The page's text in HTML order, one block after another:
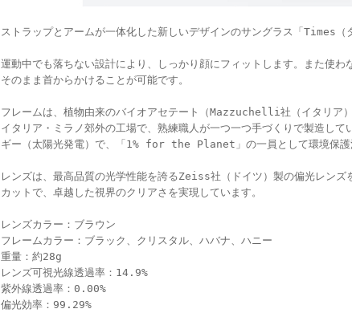
ストラップとアームが一体化した新しいデザインのサングラス「Times（
運動中でも落ちない設計により、しっかり顔にフィットします。また使わ
そのまま首からかけることが可能です。
フレームは、植物由来のバイオアセテート（Mazzuchelli社（イタリア）
イタリア・ミラノ郊外の工場で、熟練職人が一つ一つ手づくりで製造して
ギー（太陽光発電）で、「1% for the Planet」の一員として環境保護
レンズは、最高品質の光学性能を誇るZeiss社（ドイツ）製の偏光レンズ
カットで、卓越した視界のクリアさを実現しています。
レンズカラー：ブラウン
フレームカラー：ブラック、クリスタル、ハバナ、ハニー
重量：約28g
レンズ可視光線透過率：14.9%
紫外線透過率：0.00%
偏光効率：99.29%